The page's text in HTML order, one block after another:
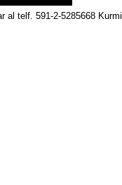
al telf. 591-2-5285668 Kurmi